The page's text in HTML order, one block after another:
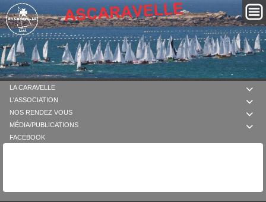

LA CARAVELLE

L'ASSOCIATION

NOS RENDEZ VOUS

MÉDIA/PUBLICATIONS
FACEBOOK